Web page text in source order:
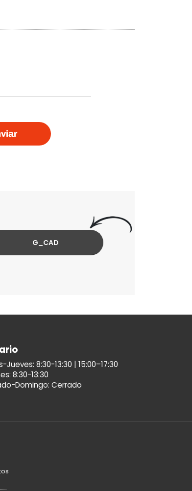
G_CAD
Jueves: 8:30-13:30 | 15:00–17:30
8:30-13:30
Domingo: Cerrado